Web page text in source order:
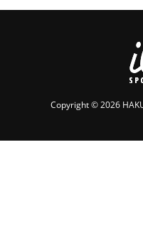
Copyright © 2026